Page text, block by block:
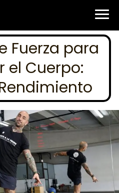
Fuerza para
el Cuerpo: